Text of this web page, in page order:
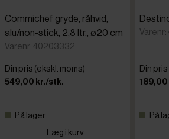
Commichef gryde, råhvid,
alu/non-stick, 2,8 ltr., ø20 cm
Varenr: 40203332
Din pris (ekskl. moms)
549,00 kr./stk.
På lager
Læg i kurv
Din
På